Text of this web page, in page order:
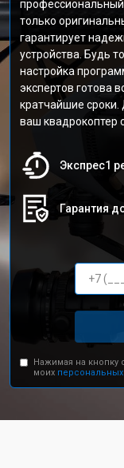
только
гарантирует
устройства. Будь
настройка
экспертов готова
кратчайшие
ваш квадрокоптер
Экспрес1
Гарантия
Нажимая на кнопку
моих